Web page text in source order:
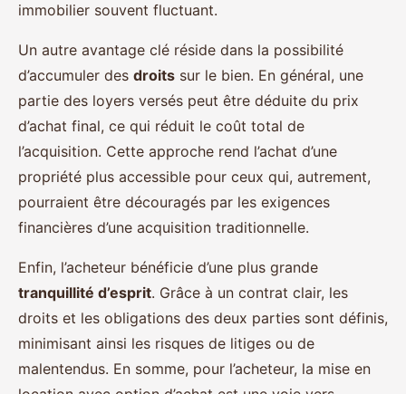
immobilier souvent fluctuant.
Un autre avantage clé réside dans la possibilité
d’accumuler des droits sur le bien. En général, une
partie des loyers versés peut être déduite du prix
d’achat final, ce qui réduit le coût total de
l’acquisition. Cette approche rend l’achat d’une
propriété plus accessible pour ceux qui, autrement,
pourraient être découragés par les exigences
financières d’une acquisition traditionnelle.
Enfin, l’acheteur bénéficie d’une plus grande
tranquillité d’esprit. Grâce à un contrat clair, les
droits et les obligations des deux parties sont définis,
minimisant ainsi les risques de litiges ou de
malentendus. En somme, pour l’acheteur, la mise en